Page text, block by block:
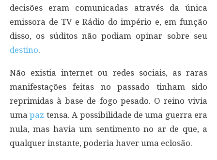
decisões eram comunicadas através da única
emissora de TV e Rádio do império e, em função
disso, os súditos não podiam opinar sobre seu
destino.
Não existia internet ou redes sociais, as raras
manifestações feitas no passado tinham sido
reprimidas à base de fogo pesado. O reino vivia
umapaz tensa. A possibilidade de uma guerra era
nula, mas havia um sentimento no ar de que, a
qualquer instante, poderia haver uma eclosão.